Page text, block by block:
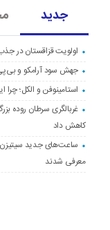
جدید
اولویت قزاقستان در
جهش سود آرامکو و بی‌پی
استامینوفن و الکل؛
کاهش داد
ساعت‌های جدید سیتیزن
معرفی شدند